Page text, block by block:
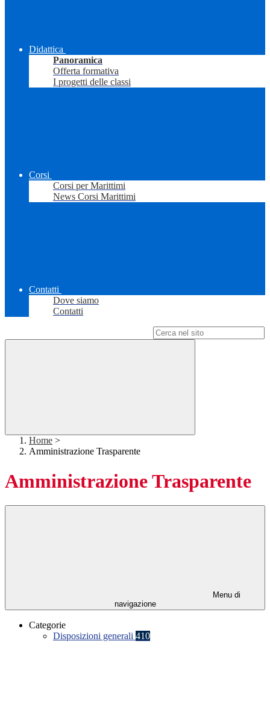
Didattica
Panoramica
Offerta formativa
I progetti delle classi
Corsi
Corsi per Marittimi
News Corsi Marittimi
Contatti
Dove siamo
Contatti
Home >
Amministrazione Trasparente
Amministrazione Trasparente
Menu di
navigazione
Categorie
Disposizioni generali 410